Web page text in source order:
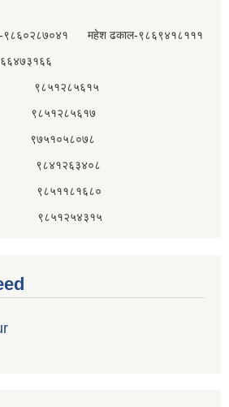
९८६०२८७०४१ महेश ढकाल-९८६९४१८१११
९८५१२८५६१५
९८५१२८५६१७
९७५१०५८०७८
९८५११८१६८०